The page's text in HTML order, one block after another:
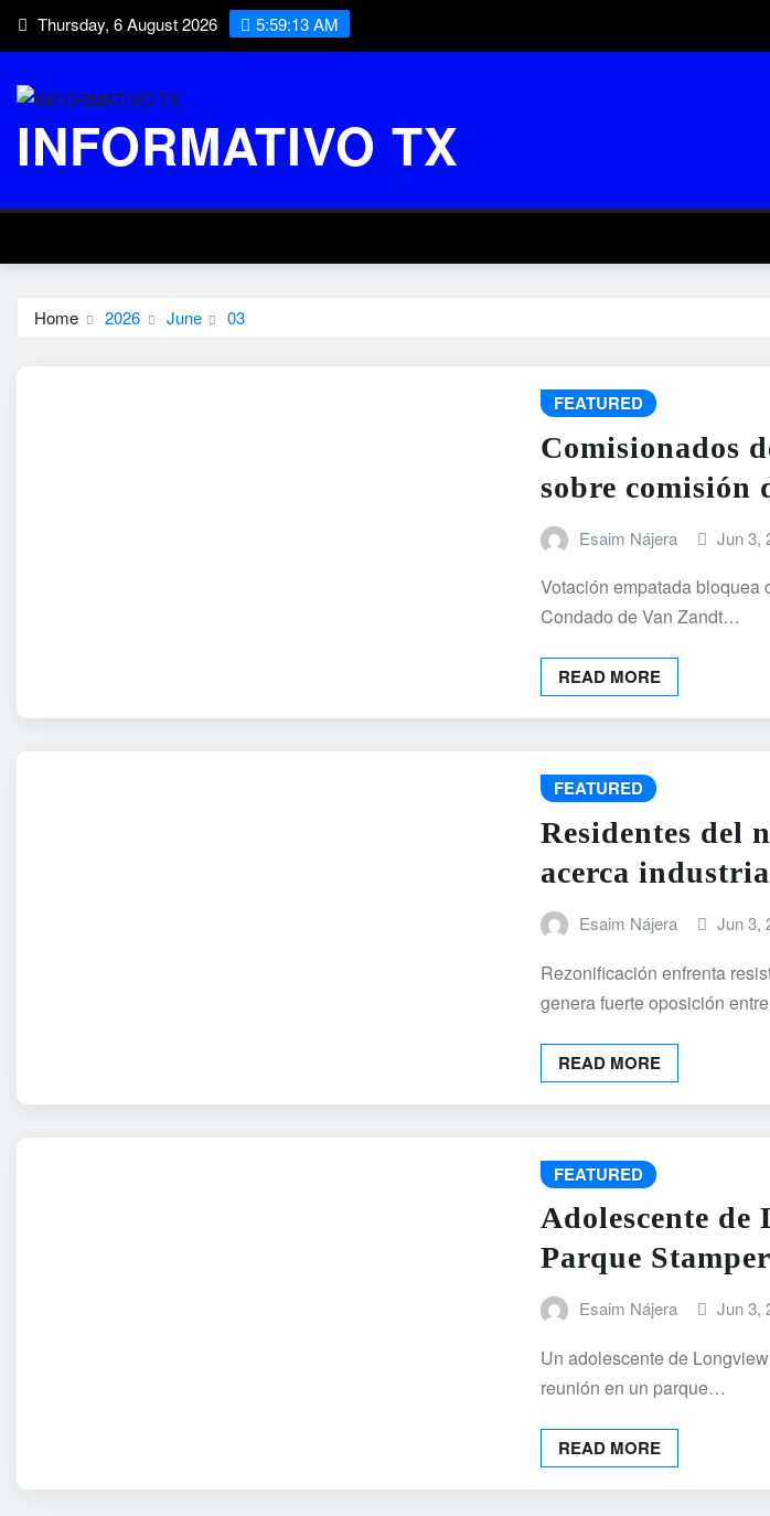
Skip Thursday, 6 August 2026 5:59:14 AM
INFORMATIVO TX
Home 2026 June 03
FEATURED
Comisionados
sobre comisión
Esaim Nájera Jun 3,
Votación empatada
Condado de Van Zandt…
READ MORE
FEATURED
Residentes del
acerca
Esaim Nájera Jun 3,
Rezonificación enfrenta
genera fuerte oposición
READ MORE
FEATURED
Adolescente
Parque Stamper
Esaim Nájera Jun 3,
Un adolescente de
reunión en un parque…
READ MORE